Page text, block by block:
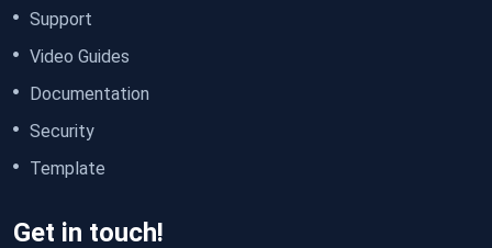
Support
Video Guides
Documentation
Security
Template
Get in touch!